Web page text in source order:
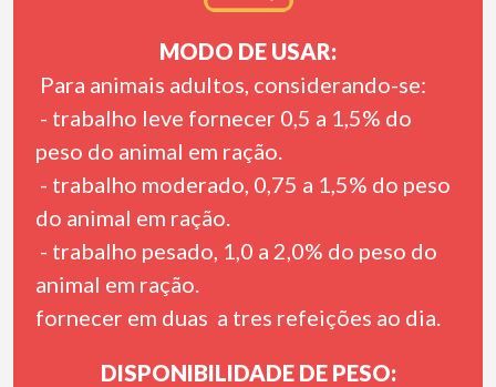
MODO DE USAR:
Para animais adultos, considerando-se:
- trabalho leve fornecer 0,5 a 1,5% do
peso do animal em ração.
- trabalho moderado, 0,75 a 1,5% do peso
do animal em ração.
- trabalho pesado, 1,0 a 2,0% do peso do
animal em ração.
fornecer em duas a tres refeições ao dia.
DISPONIBILIDADE DE PESO: